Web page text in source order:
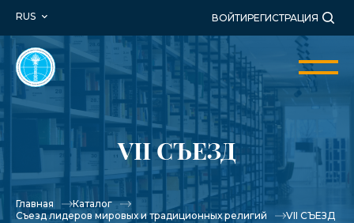
RUS ВОЙТИРЕГИСТРАЦИЯ
VII СЪЕЗД
Главная
Каталог
Съезд лидеров мировых и традиционных религий
VII СЪЕЗД